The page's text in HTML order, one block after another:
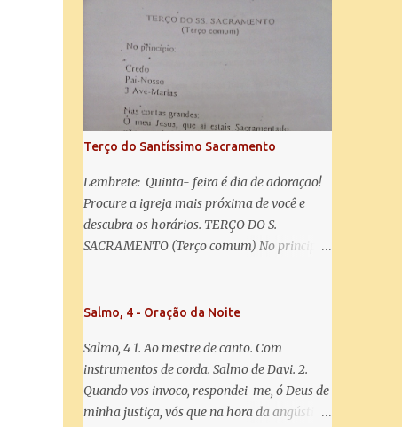
Salve Rainha: Salve Rainha , Mãe de
misericórdia, vida, doçura, esperança nossa,
salve! A vós bradamos os degredados filhos
de Eva, a vós suspiramos, gemendo e
chorando neste vale de lágrimas. Eia, pois,
Advogada nossa, estes vossos olhos
misericordiosos a nós volvei, e depois deste
desterro, mostrai-nos Jesus. Bendito é o
fruto do vosso ventre, ó clemente, ó piedosa,
ó doce e sempre Virgem Maria. Rogai por
nós Santa Mãe de Deus. Para que sejamos
dignos das promessas de Cristo. Amém.
Terço do Santíssimo Sacramento
Lembrete: Quinta- feira é dia de adoração!
Procure a igreja mais próxima de você e
descubra os horários. TERÇO DO S.
SACRAMENTO (Terço comum) No principio:
Sacramentado, não permitais que eu viva
coração ao Vosso e o Vosso ao meu, e, nem
sem Vós morra eu! Nas contas pequenas:
Sacramento de Amor! Misericórdia Senhor!
Glória ao Pai: Cristo pão da vida e remédio
Salmo, 4 - Oração da Noite
Salmo, 4 1. Ao mestre de canto. Com
instrumentos de corda. Salmo de Davi. 2.
Quando vos invoco, respondei-me, ó Deus de
minha justiça, vós que na hora da angústia